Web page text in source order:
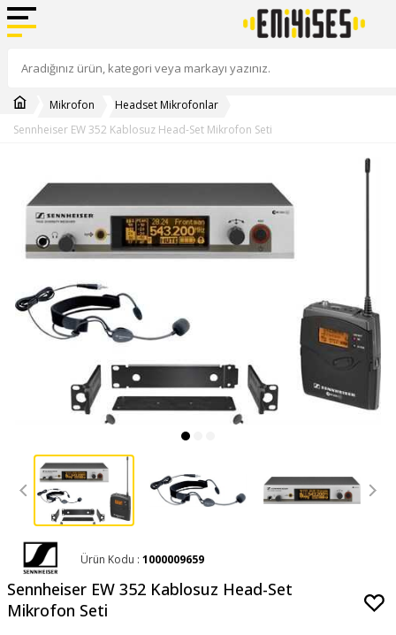
Mikrofon
Headset Mikrofonlar
Sennheiser EW 352 Kablosuz Head-Set Mikrofon Seti
Ürün Kodu : 1000009659
Sennheiser EW 352 Kablosuz Head-Set
Mikrofon Seti